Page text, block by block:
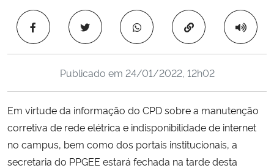
Ministério da Saúde
Ministério de Minas e Energia
Ministério do Meio Ambiente
Ministério do Turismo
Copiar para área
Publicado em 24/01/2022, 12h02
Em virtude da informação do CPD sobre a manutenção
corretiva de rede elétrica e indisponibilidade de internet
no campus, bem como dos portais institucionais, a
secretaria do PPGEE estará fechada na tarde desta